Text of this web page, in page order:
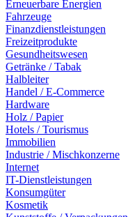
Erneuerbare Energien
Fahrzeuge
Finanzdienstleistungen
Freizeitprodukte
Gesundheitswesen
Getränke / Tabak
Halbleiter
Handel / E-Commerce
Hardware
Holz / Papier
Hotels / Tourismus
Immobilien
Industrie / Mischkonzerne
Internet
IT-Dienstleistungen
Konsumgüter
Kosmetik